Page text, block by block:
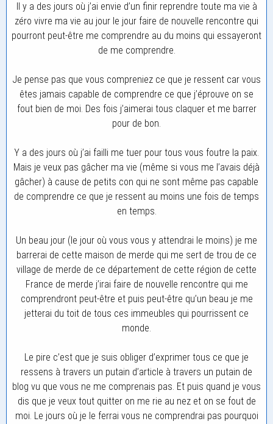
Il y a des jours où j’ai envie d’un finir reprendre toute ma vie à
zéro vivre ma vie au jour le jour faire de nouvelle rencontre qui
pourront peut-être me comprendre au du moins qui essayeront
de me comprendre.
Je pense pas que vous compreniez ce que je ressent car vous
êtes jamais capable de comprendre ce que j’éprouve on se
fout bien de moi. Des fois j’aimerai tous claquer et me barrer
pour de bon.
Y a des jours où j’ai failli me tuer pour tous vous foutre la paix.
Mais je veux pas gâcher ma vie (même si vous me l’avais déjà
gâcher) à cause de petits con qui ne sont même pas capable
de comprendre ce que je ressent au moins une fois de temps
en temps.
Un beau jour (le jour où vous vous y attendrai le moins) je me
barrerai de cette maison de merde qui me sert de trou de ce
village de merde de ce département de cette région de cette
France de merde j’irai faire de nouvelle rencontre qui me
comprendront peut-être et puis peut-être qu’un beau je me
jetterai du toit de tous ces immeubles qui pourrissent ce
monde.
Le pire c’est que je suis obliger d’exprimer tous ce que je
ressens à travers un putain d’article à travers un putain de
blog vu que vous ne me comprenais pas. Et puis quand je vous
dis que je veux tout quitter on me rie au nez et on se fout de
moi. Le jours où je le ferrai vous ne comprendrai pas pourquoi